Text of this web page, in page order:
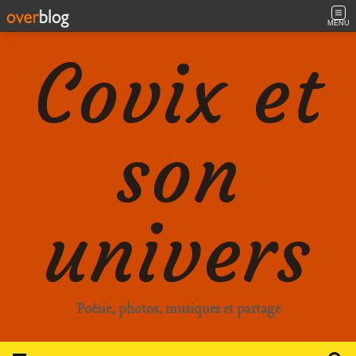
MENU
Covix et
son
univers
Poésie, photos, musiques et partage